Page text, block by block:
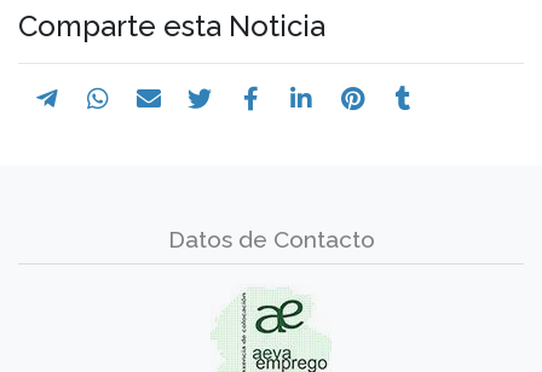
Comparte esta Noticia
Datos de Contacto